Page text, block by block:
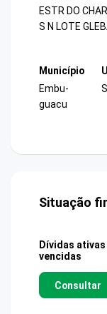
ESTR DO
S N LOTE
Município
Embu-
guacu
Situação
Dívidas ativas
vencidas
Consultar